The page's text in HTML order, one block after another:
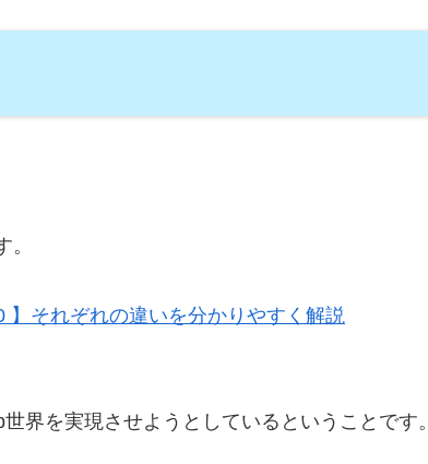
】それぞれの違いを分かりやすく解説
界を実現させようとしているということです。